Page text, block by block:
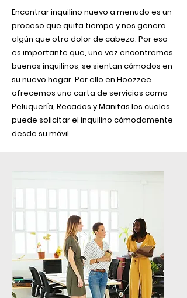
Encontrar inquilino nuevo a menudo es un
proceso que quita tiempo y nos genera
algún que otro dolor de cabeza. Por eso
es importante que, una vez encontremos
buenos inquilinos, se sientan cómodos en
su nuevo hogar. Por ello en Hoozzee
ofrecemos una carta de servicios como
Peluquería, Recados y Manitas los cuales
puede solicitar el inquilino cómodamente
desde su móvil.